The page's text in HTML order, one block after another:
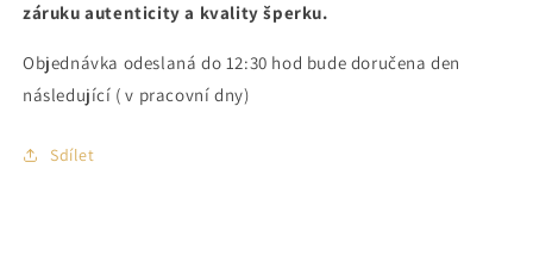
záruku autenticity a kvality šperku.
Objednávka odeslaná do 12:30 hod bude doručena den
následující ( v pracovní dny)
Sdílet